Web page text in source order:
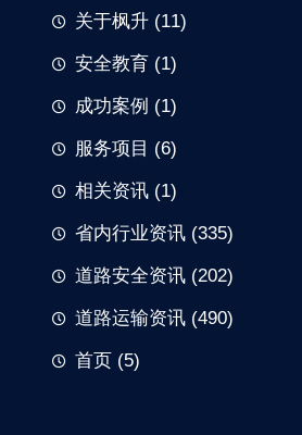
关于枫升 (11)
安全教育 (1)
成功案例 (1)
服务项目 (6)
相关资讯 (1)
省内行业资讯 (335)
道路安全资讯 (202)
道路运输资讯 (490)
首页 (5)